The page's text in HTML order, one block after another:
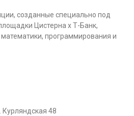
созданные специально под
Цистерна х Т-Банк,
программирования и
Курляндская 48